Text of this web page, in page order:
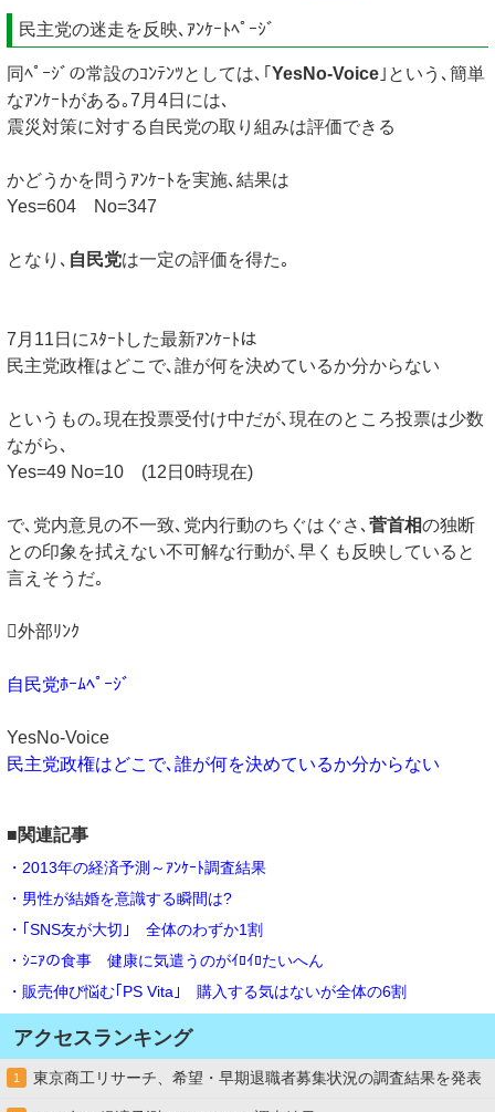
民主党の迷走を反映､ｱﾝｹｰﾄﾍﾟｰｼﾞ
同ﾍﾟｰｼﾞの常設のｺﾝﾃﾝﾂとしては､｢ YesNo-Voice ｣という､簡単
なｱﾝｹｰﾄがある｡7月4日には､
震災対策に対する自民党の取り組みは評価できる
かどうかを問うｱﾝｹｰﾄを実施､結果は
Yes=604 No=347
となり､ 自民党は一定の評価を得た｡
7月11日にｽﾀｰﾄした最新ｱﾝｹｰﾄは
民主党政権はどこで､誰が何を決めているか分からない
というもの｡現在投票受付け中だが､現在のところ投票は少数
ながら､
Yes=49 No=10 (12日0時現在)
で､党内意見の不一致､党内行動のちぐはぐさ､ 菅首相の独断
との印象を拭えない不可解な行動が､早くも反映していると
言えそうだ｡
外部ﾘﾝｸ
自民党ﾎｰﾑﾍﾟｰｼﾞ
YesNo-Voice
民主党政権はどこで､誰が何を決めているか分からない
■関連記事
・2013年の経済予測～ｱﾝｹｰﾄ調査結果
・男性が結婚を意識する瞬間は?
・｢SNS友が大切｣ 全体のわずか1割
・ｼﾆｱの食事 健康に気遣うのがｲﾛｲﾛたいへん
・販売伸び悩む｢PS Vita｣ 購入する気はないが全体の6割
アクセスランキング
1 東京商工リサーチ、希望・早期退職者募集状況の調査結果を発表